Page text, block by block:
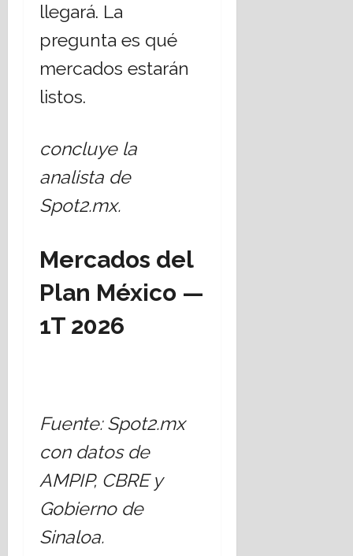
llegará. La
pregunta es qué
mercados estarán
listos.
concluye la
analista de
Spot2.mx.
Mercados del
Plan México —
1T 2026
Fuente: Spot2.mx
con datos de
AMPIP, CBRE y
Gobierno de
Sinaloa.